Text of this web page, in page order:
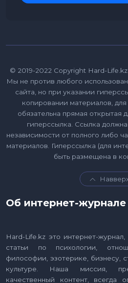
© 2019-2022 Copyright Hard-
Мы не против любого
сайта, но при указании
копировании материалов,
обязательна прямая открытая
гиперссылка. Ссылка
независимости от полного либо
материалов. Гиперссылка (для
быть размещена в
Об интернет-
Hard-Life.kz это интернет-
статьи по психологии,
философии, эзотерике, бизнесу,
культуре. Наша миссия,
качественный контент, всегда